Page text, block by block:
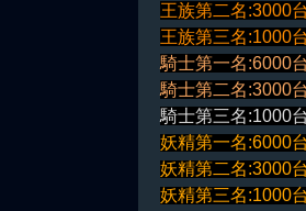
王族第二名:3000
王族第三名:1000
騎士第一名:6000
騎士第二名
騎士第三名:1000
妖精第一名:6000
妖精第二名:3000
妖精第三名:1000